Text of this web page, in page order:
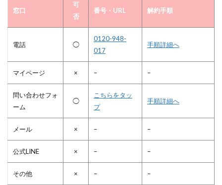
窓口
可
否
番号・URL 解約手順
電話 ◯
0120-948-
017
手順詳細へ
マイページ × – –
問い合わせフォ
ーム
◯
こちらをタッ
プ
手順詳細へ
メール × – –
公式LINE × – –
その他 × – –